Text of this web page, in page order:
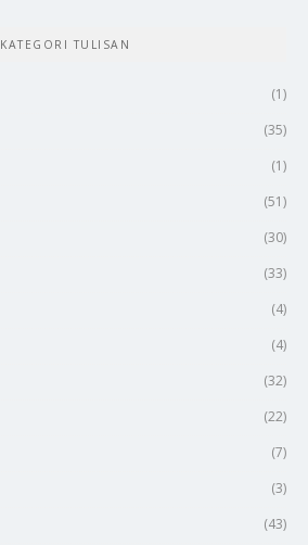
KATEGORI TULISAN
(1)
(35)
(1)
(51)
(30)
(33)
(4)
(4)
(32)
(22)
(7)
(3)
(43)